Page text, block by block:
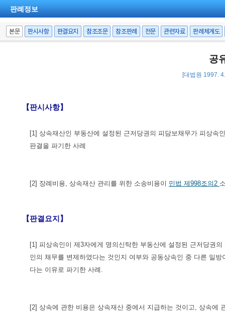
판례정보
본문 판시사항 판결요지 참조조문 참조판례 전문 관련자료 판례체계도
공
[대법원 1997.
【판시사항】
[1] 상속재산인 부동산에 설정된 근저당권의 피담보채무가 피상
판결을 파기한 사례
[2] 장례비용, 상속재산 관리를 위한 소송비용이 민법 제998조의2
【판결요지】
[1] 피상속인이 제3자에게 명의신탁한 부동산에 설정된 근저당권
인의 채무를 변제하였다는 것인지 여부와 공동상속인 중 다른 일
다는 이유로 파기한 사례.
[2] 상속에 관한 비용은 상속재산 중에서 지급하는 것이고, 상속에